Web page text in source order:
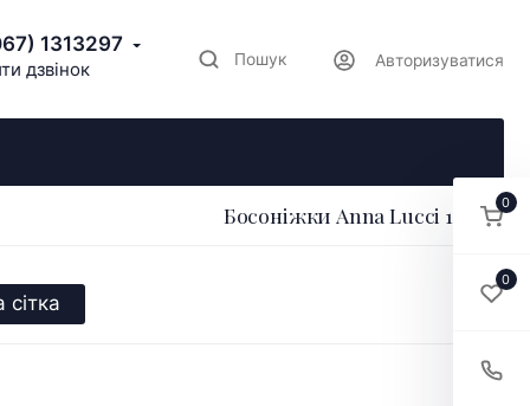
1313297
дзвінок Пошук Авторизуватися
Босоніжки Anna Lucci 175902
сітка
0
0